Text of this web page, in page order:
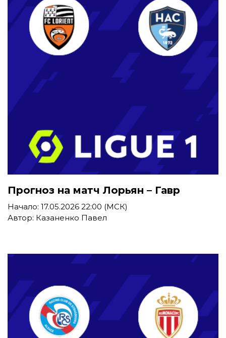
Прогноз на матч Лорьян – Гавр
Начало: 17.05.2026 22:00 (МСК)
Автор: Казаненко Павел